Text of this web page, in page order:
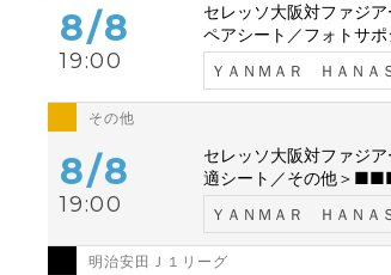
8/8
19:00
セレッソ大阪対ファジ
ペアシート／フォトサ
ＹＡＮＭＡＲ ＨＡＮＡ
その他
8/8
19:00
セレッソ大阪対ファジ
適シート／その他＞
ＹＡＮＭＡＲ ＨＡＮＡ
明治安田Ｊ１リーグ